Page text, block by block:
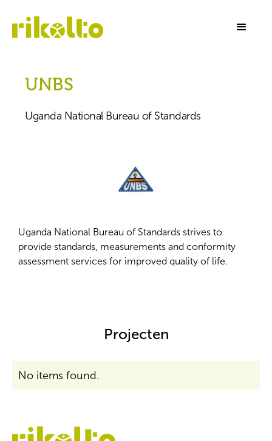
UNBS
Uganda National Bureau of Standards
Uganda National Bureau of Standards strives to
provide standards, measurements and conformity
assessment services for improved quality of life.
Projecten
No items found.